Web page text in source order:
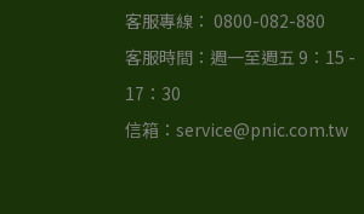
客服專線： 0800-082-880
客服時間：週一至週五 9：15 -
17：30
信箱：service@pnic.com.tw